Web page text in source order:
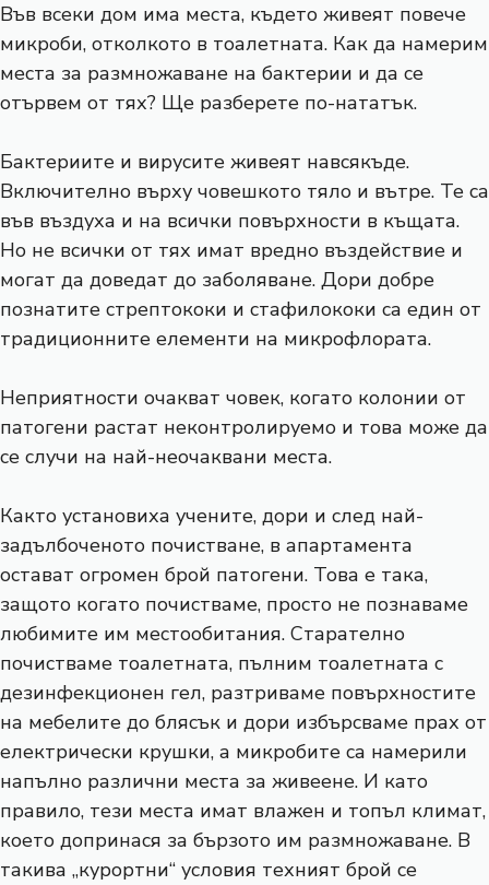
Във всеки дом има места, където живеят повече
микроби, отколкото в тоалетната. Как да намерим
места за размножаване на бактерии и да се
отървем от тях? Ще разберете по-нататък.
Бактериите и вирусите живеят навсякъде.
Включително върху човешкото тяло и вътре. Те са
във въздуха и на всички повърхности в къщата.
Но не всички от тях имат вредно въздействие и
могат да доведат до заболяване. Дори добре
познатите стрептококи и стафилококи са един от
традиционните елементи на микрофлората.
Неприятности очакват човек, когато колонии от
патогени растат неконтролируемо и това може да
се случи на най-неочаквани места.
Както установиха учените, дори и след най-
задълбоченото почистване, в апартамента
остават огромен брой патогени. Това е така,
защото когато почистваме, просто не познаваме
любимите им местообитания. Старателно
почистваме тоалетната, пълним тоалетната с
дезинфекционен гел, разтриваме повърхностите
на мебелите до блясък и дори избърсваме прах от
електрически крушки, а микробите са намерили
напълно различни места за живеене. И като
правило, тези места имат влажен и топъл климат,
което допринася за бързото им размножаване. В
такива „курортни“ условия техният брой се